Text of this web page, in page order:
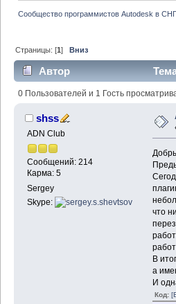
Сообщество программистов Autodesk в СНГ
Страницы: [1]Вниз
Автор
0 Пользователей и 1 Гость
shss
ADN Club
Сообщений: 214
Карма: 5
Sergey
Skype:
что
В
а
И
Код: